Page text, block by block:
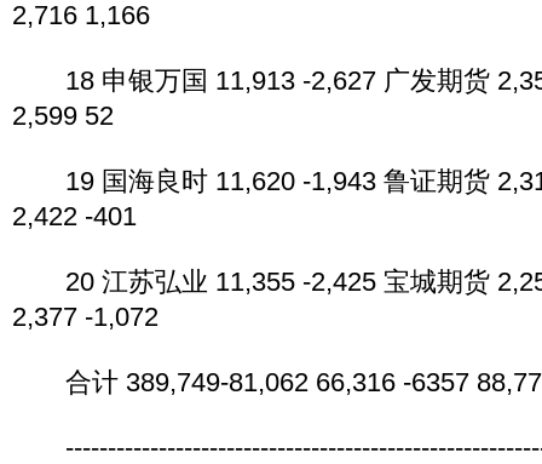
2,716 1,166
18 申银万国 11,913 -2,627 广发期货
2,599 52
19 国海良时 11,620 -1,943 鲁证期货
2,422 -401
20 江苏弘业 11,355 -2,425 宝城期货
2,377 -1,072
合计 389,749-81,062 66,316 -6357